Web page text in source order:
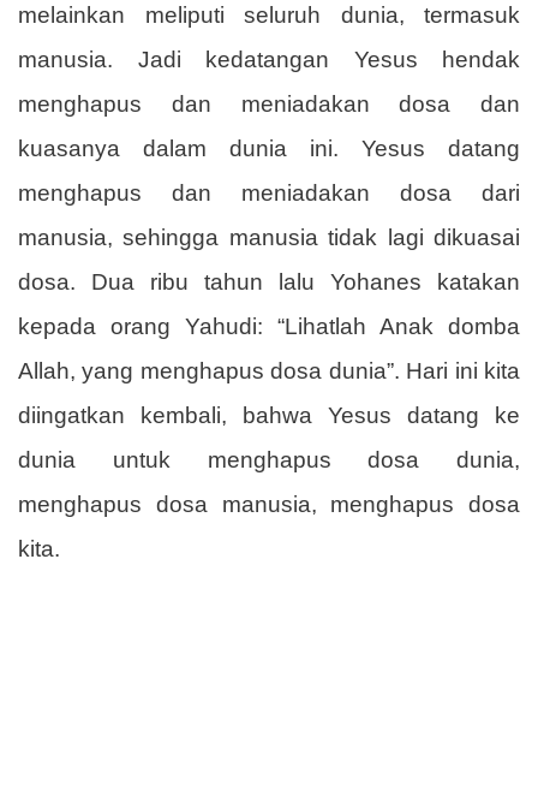
melainkan meliputi seluruh dunia, termasuk
manusia. Jadi kedatangan Yesus hendak
menghapus dan meniadakan dosa dan
kuasanya dalam dunia ini. Yesus datang
menghapus dan meniadakan dosa dari
manusia, sehingga manusia tidak lagi dikuasai
dosa. Dua ribu tahun lalu Yohanes katakan
kepada orang Yahudi: “Lihatlah Anak domba
Allah, yang menghapus dosa dunia”. Hari ini kita
diingatkan kembali, bahwa Yesus datang ke
dunia untuk menghapus dosa dunia,
menghapus dosa manusia, menghapus dosa
kita.